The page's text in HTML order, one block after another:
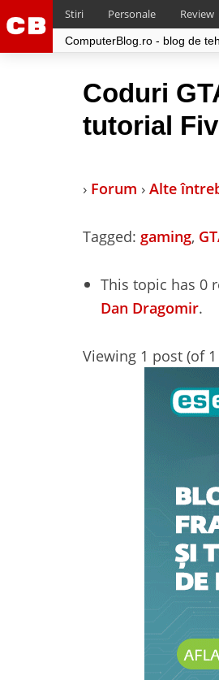
Stiri Personale Review
ComputerBlog.ro - blog de
Coduri
tutorial
› Forum › Alte
Tagged: gaming,
This topic has 0
Dan Dragomir.
Viewing 1 post (of